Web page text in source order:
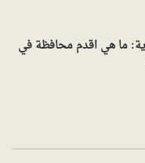
ما هي اقدم محافظة في